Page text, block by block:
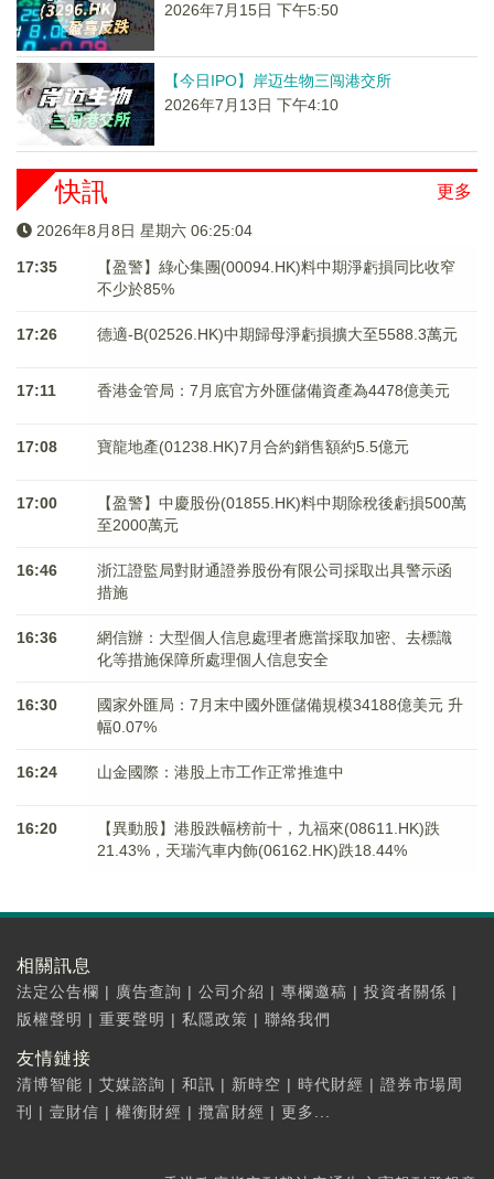
2026年7月15日 下午5:50
【今日IPO】岸迈生物三闯港交所
2026年7月13日 下午4:10
更多
快訊
2026年8月8日 星期六 06:25:04
17:35
【盈警】綠心集團(00094.HK)料中期淨虧損同比收窄
不少於85%
17:26 德適-B(02526.HK)中期歸母淨虧損擴大至5588.3萬元
17:11 香港金管局：7月底官方外匯儲備資產為4478億美元
17:08 寶龍地產(01238.HK)7月合約銷售額約5.5億元
17:00
【盈警】中慶股份(01855.HK)料中期除稅後虧損500萬
至2000萬元
16:46
浙江證監局對財通證券股份有限公司採取出具警示函
措施
16:36
網信辦：大型個人信息處理者應當採取加密、去標識
化等措施保障所處理個人信息安全
16:30
國家外匯局：7月末中國外匯儲備規模34188億美元 升
幅0.07%
16:24 山金國際：港股上市工作正常推進中
16:20
【異動股】港股跌幅榜前十，九福來(08611.HK)跌
21.43%，天瑞汽車内飾(06162.HK)跌18.44%
相關訊息
法定公告欄 | 廣告查詢 | 公司介紹 | 專欄邀稿 | 投資者關係 |
版權聲明 | 重要聲明 | 私隱政策 | 聯絡我們
友情鏈接
清博智能 | 艾媒諮詢 | 和訊 | 新時空 | 時代財經 | 證券市場周
刊
| 壹財信 | 權衡財經 | 攬富財經 | 更多...